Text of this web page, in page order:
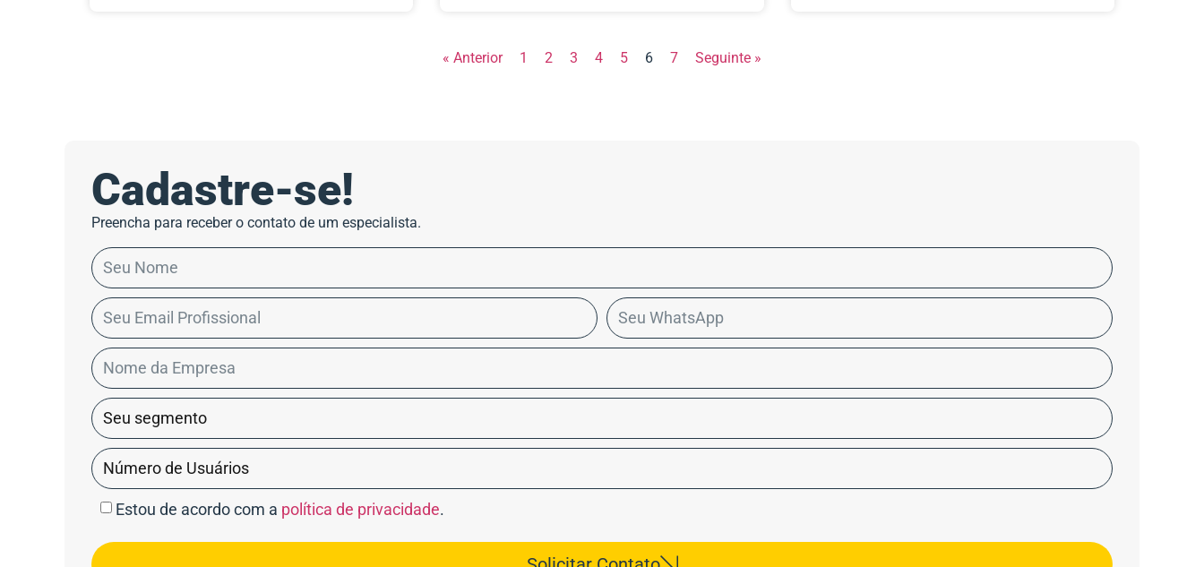
« Anterior 1 2 3 4 5 6 7 Seguinte »
Cadastre-se!
Preencha para receber o contato de um especialista.
Estou de acordo com a política de privacidade.